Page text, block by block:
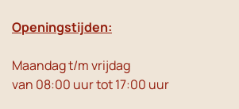
Openingstijden:
Maandag t/m vrijdag
van 08:00 uur tot 17:00 uur